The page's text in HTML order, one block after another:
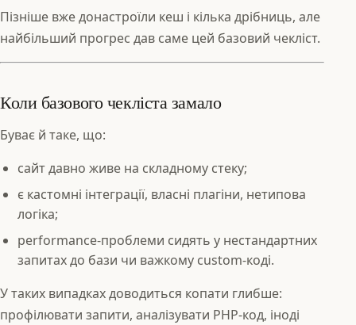
Пізніше вже донастроїли кеш і кілька дрібниць, але
найбільший прогрес дав саме цей базовий чекліст.
Коли базового чекліста замало
Буває й таке, що:
сайт давно живе на складному стеку;
є кастомні інтеграції, власні плагіни, нетипова
логіка;
performance‑проблеми сидять у нестандартних
запитах до бази чи важкому custom-коді.
У таких випадках доводиться копати глибше:
профілювати запити, аналізувати PHP‑код, іноді